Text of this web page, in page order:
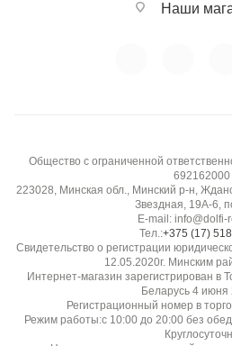
Наши
Общество с ограниченной
692162000
223028, Минская обл., Минский р-н,
Звездная, 19А-6,
E-mail: info@dolfi-
Тел.:+375 (17)
Свидетельство о регистрации
12.05.2020г. Минским
Интернет-магазин зарегистрирован в
Беларусь 4 июня
Регистрационный номер в
Режим работы:с 10:00 до 20:00 без